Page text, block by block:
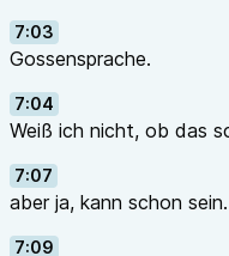
7:03
Gossensprache.
7:04
Weiß ich nicht, ob das
7:07
aber ja, kann schon sein.
7:09